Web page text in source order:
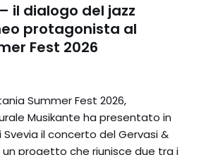
il dialogo del jazz
protagonista al
Fest 2026
Summer Fest 2026,
Musikante ha presentato in
Svevia il concerto del Gervasi &
progetto che riunisce due tra i